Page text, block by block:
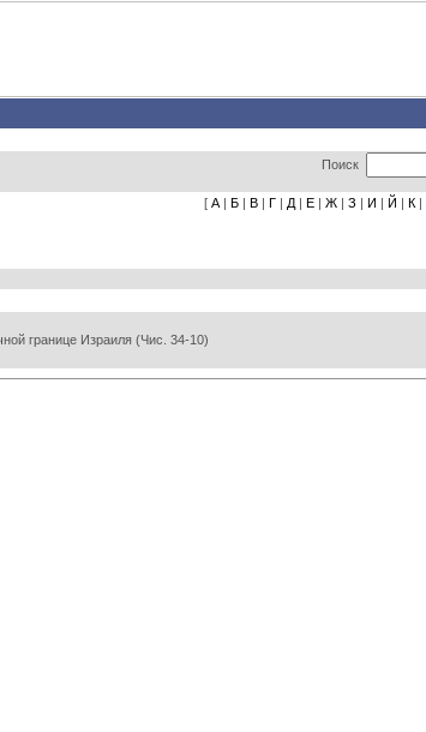
Поиск
[ А| Б| В| Г| Д| Е| Ж| З | И | Й | К|
границе Израиля (Чис. 34-10)